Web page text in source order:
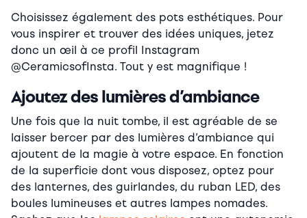
Choisissez également des pots esthétiques. Pour
vous inspirer et trouver des idées uniques, jetez
donc un œil à ce profil Instagram
@CeramicsofInsta. Tout y est magnifique !
Ajoutez des lumières d’ambiance
Une fois que la nuit tombe, il est agréable de se
laisser bercer par des lumières d’ambiance qui
ajoutent de la magie à votre espace. En fonction
de la superficie dont vous disposez, optez pour
des lanternes, des guirlandes, du ruban LED, des
boules lumineuses et autres lampes nomades.